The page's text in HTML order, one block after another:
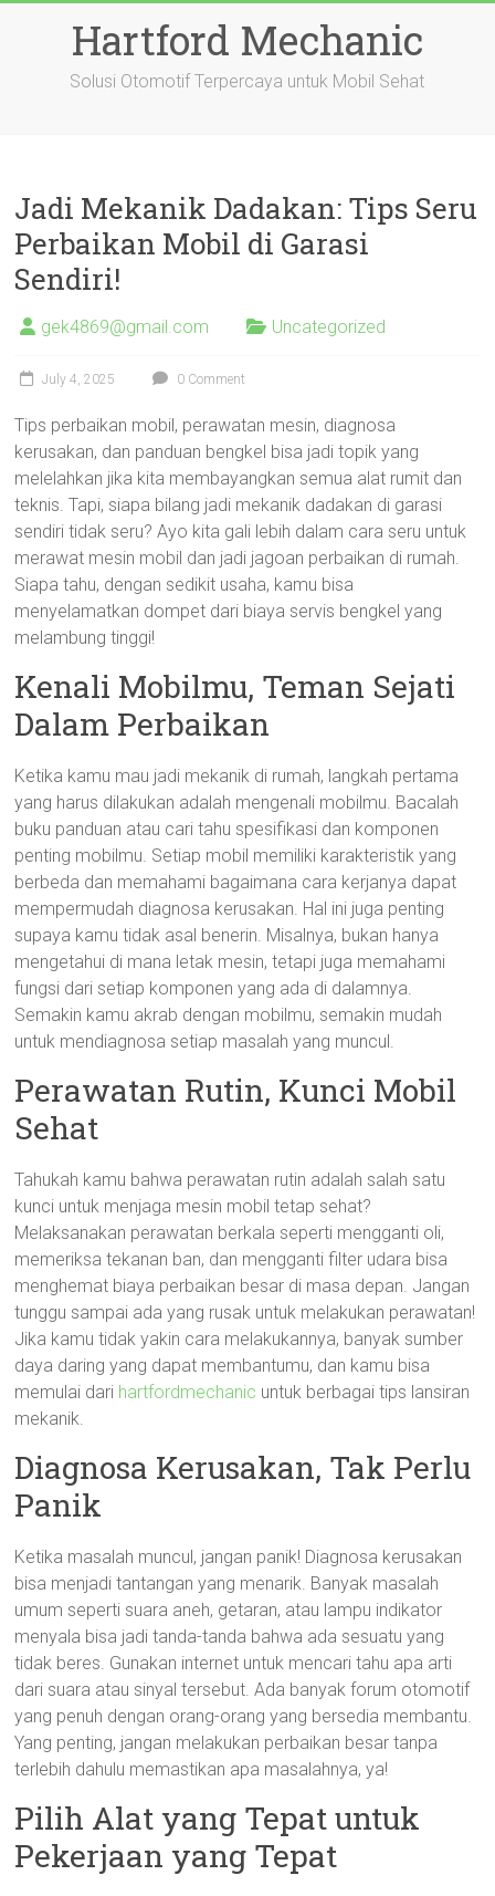
Hartford Mechanic
Solusi Otomotif Terpercaya untuk Mobil Sehat
Jadi Mekanik Dadakan: Tips Seru
Perbaikan Mobil di Garasi
Sendiri!
gek4869@gmail.com Uncategorized
July 4, 2025 0 Comment
Tips perbaikan mobil, perawatan mesin, diagnosa
kerusakan, dan panduan bengkel bisa jadi topik yang
melelahkan jika kita membayangkan semua alat rumit dan
teknis. Tapi, siapa bilang jadi mekanik dadakan di garasi
sendiri tidak seru? Ayo kita gali lebih dalam cara seru untuk
merawat mesin mobil dan jadi jagoan perbaikan di rumah.
Siapa tahu, dengan sedikit usaha, kamu bisa
menyelamatkan dompet dari biaya servis bengkel yang
melambung tinggi!
Kenali Mobilmu, Teman Sejati
Dalam Perbaikan
Ketika kamu mau jadi mekanik di rumah, langkah pertama
yang harus dilakukan adalah mengenali mobilmu. Bacalah
buku panduan atau cari tahu spesifikasi dan komponen
penting mobilmu. Setiap mobil memiliki karakteristik yang
berbeda dan memahami bagaimana cara kerjanya dapat
mempermudah diagnosa kerusakan. Hal ini juga penting
supaya kamu tidak asal benerin. Misalnya, bukan hanya
mengetahui di mana letak mesin, tetapi juga memahami
fungsi dari setiap komponen yang ada di dalamnya.
Semakin kamu akrab dengan mobilmu, semakin mudah
untuk mendiagnosa setiap masalah yang muncul.
Perawatan Rutin, Kunci Mobil
Sehat
Tahukah kamu bahwa perawatan rutin adalah salah satu
kunci untuk menjaga mesin mobil tetap sehat?
Melaksanakan perawatan berkala seperti mengganti oli,
memeriksa tekanan ban, dan mengganti filter udara bisa
menghemat biaya perbaikan besar di masa depan. Jangan
tunggu sampai ada yang rusak untuk melakukan perawatan!
Jika kamu tidak yakin cara melakukannya, banyak sumber
daya daring yang dapat membantumu, dan kamu bisa
memulai dari hartfordmechanic untuk berbagai tips lansiran
mekanik.
Diagnosa Kerusakan, Tak Perlu
Panik
Ketika masalah muncul, jangan panik! Diagnosa kerusakan
bisa menjadi tantangan yang menarik. Banyak masalah
umum seperti suara aneh, getaran, atau lampu indikator
menyala bisa jadi tanda-tanda bahwa ada sesuatu yang
tidak beres. Gunakan internet untuk mencari tahu apa arti
dari suara atau sinyal tersebut. Ada banyak forum otomotif
yang penuh dengan orang-orang yang bersedia membantu.
Yang penting, jangan melakukan perbaikan besar tanpa
terlebih dahulu memastikan apa masalahnya, ya!
Pilih Alat yang Tepat untuk
Pekerjaan yang Tepat